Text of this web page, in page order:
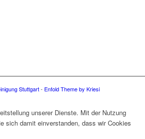
Stuttgart- Enfold Theme by Kriesi
unserer Dienste. Mit der Nutzung
sich damit einverstanden, dass wir Cookies